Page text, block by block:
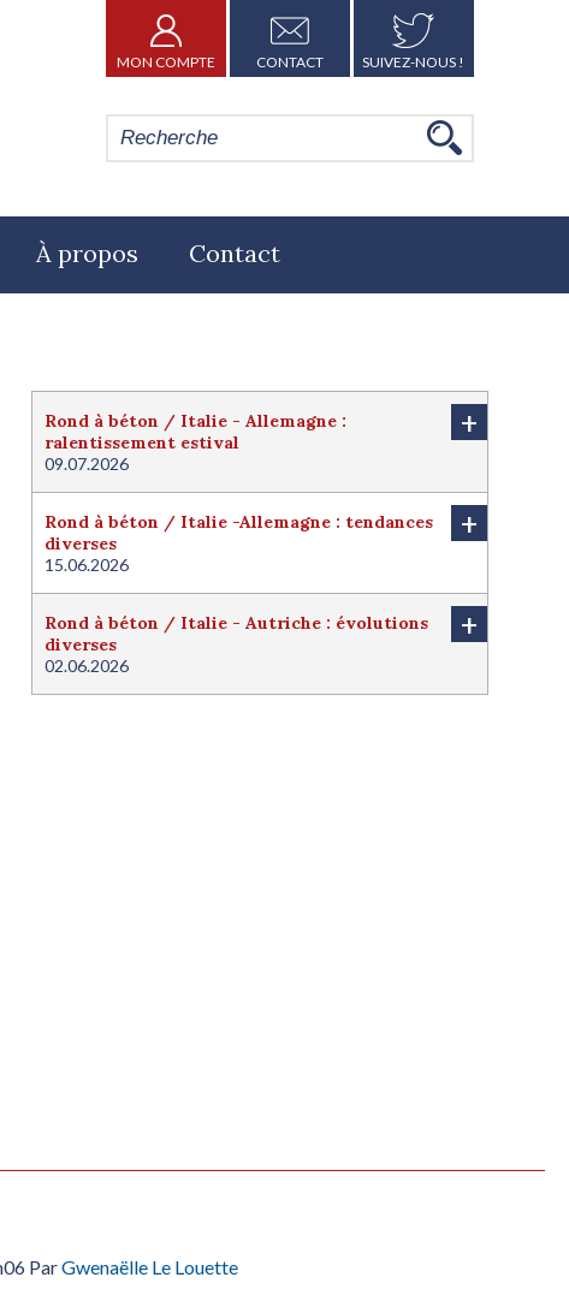
MON COMPTE CONTACT SUIVEZ-NOUS !
À propos Contact
Rond à béton / Italie - Allemagne :
ralentissement estival
09.07.2026
+
Rond à béton / Italie -Allemagne : tendances
diverses
15.06.2026
+
Rond à béton / Italie - Autriche : évolutions
diverses
02.06.2026
+
ParGwenaëlle Le Louette